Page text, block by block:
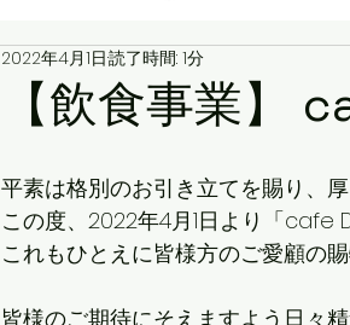
【飲食事業】
2022年4月1日読了時間: 1分
平素は格別のお引き立てを賜り、厚
この度、2022年4月1日より「cafe
これもひとえに皆様方のご愛顧の
皆様のご期待にそえますよう日々